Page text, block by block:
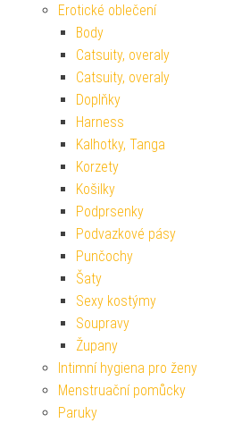
Erotické oblečení
Body
Catsuity, overaly
Catsuity, overaly
Doplňky
Harness
Kalhotky, Tanga
Korzety
Košilky
Podprsenky
Podvazkové pásy
Punčochy
Šaty
Sexy kostýmy
Soupravy
Župany
Intimní hygiena pro ženy
Menstruační pomůcky
Paruky